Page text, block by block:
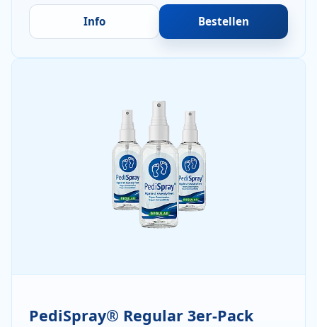
Info Bestellen
PediSpray® Regular 3er-Pack